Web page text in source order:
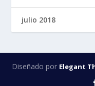
julio 2018
Diseñado por Elegant